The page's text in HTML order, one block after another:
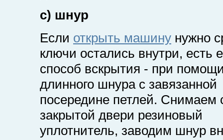
c) шнур
Если открыть машину нужно
ключи остались внутри, есть
способ вскрытия - при
длинного шнура с завязанной
посередине петлей. Снимаем
закрытой двери резиновый
уплотнитель, заводим шнур